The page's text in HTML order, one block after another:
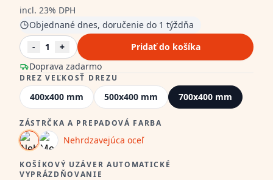
incl. 23% DPH
Doprava zadarmo
Objednané dnes, doručenie do 1 týždňa
-
1 + Pridať do košíka
DREZ VEĽKOSŤ DREZU
400x400 mm 500x400 mm 700x400 mm
ZÁSTRČKA A PREPADOVÁ FARBA
Nehrdzavejúca oceľ
KOŠÍKOVÝ UZÁVER AUTOMATICKÉ
VYPRÁZDŇOVANIE